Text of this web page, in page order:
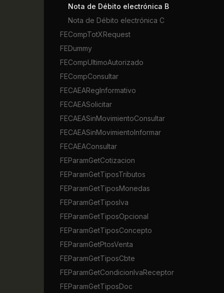
Nota de Débito electrónica B
Nota de Débito electrónica C
FECompTotXRequest
FEDummy
FECompUltimoAutorizado
FECompConsultar
FECAEARegInformativo
FECAEASolicitar
FECAEASinMovimientoConsultar
FECAEASinMovimientoInformar
FECAEAConsultar
FEParamGetCotizacion
FEParamGetTiposTributos
FEParamGetTiposMonedas
FEParamGetTiposIva
FEParamGetTiposOpcional
FEParamGetTiposConcepto
FEParamGetPtosVenta
FEParamGetTiposCbte
FEParamGetCondicionIvaReceptor
FEParamGetTiposDoc